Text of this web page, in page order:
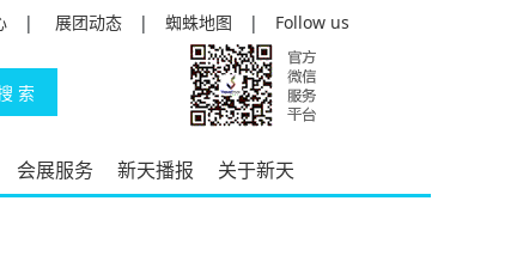
| 展团动态 | 蜘蛛地图 | Follow us
会展服务 新天播报 关于新天